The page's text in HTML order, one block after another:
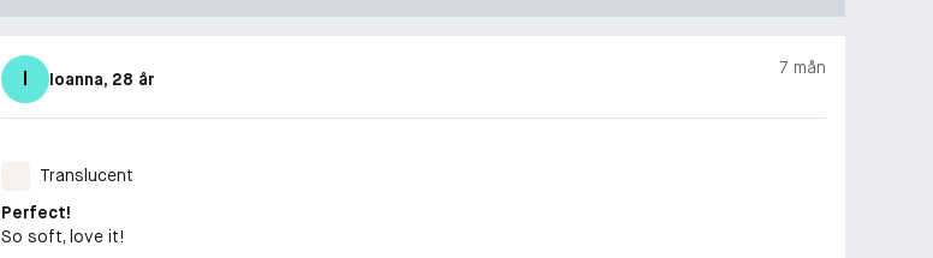
I Ioanna, 28 år
7 mån
Translucent
Perfect!
So soft, love it!